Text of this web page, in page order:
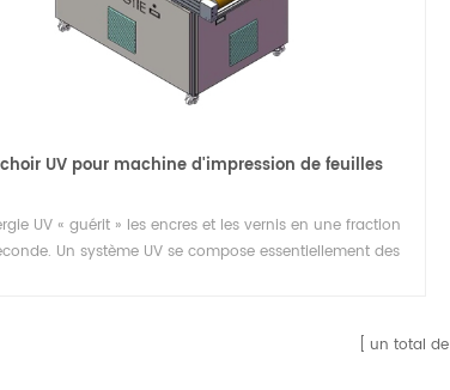
UV pour machine d'impression de feuilles
UV « guérit » les encres et les vernis en une fraction
Un système UV se compose essentiellement des
système électronique de commande et de contrôle.
un total de